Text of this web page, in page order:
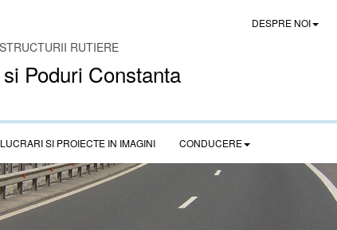
DESPRE NOI
RUTIERE
Poduri Constanta
LUCRARI SI PROIECTE IN IMAGINI CONDUCERE